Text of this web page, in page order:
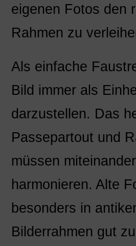
eigenen Fotos den
Rahmen zu
Als einfache
Bild immer als
darzustellen. Das
Passepartout und
müssen miteinander
harmonieren. Alte
besonders in
Bilderrahmen gut